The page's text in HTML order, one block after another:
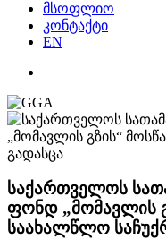
მსოფლიო
კონტაქტი
EN
საქართველოს
ფონდ „მომავლის
საახალწლო